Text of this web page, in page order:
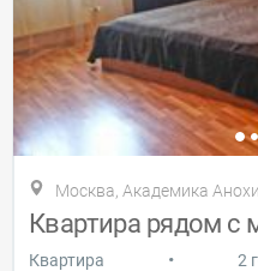
Москва, Академика
Квартира рядом с
Квартира • 2